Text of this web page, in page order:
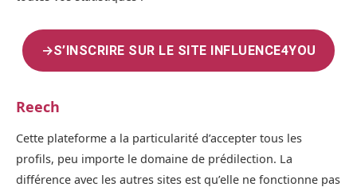
→S’INSCRIRE SUR LE SITE INFLUENCE4YOU
Reech
Cette plateforme a la particularité d’accepter tous les
profils, peu importe le domaine de prédilection. La
différence avec les autres sites est qu’elle ne fonctionne pas